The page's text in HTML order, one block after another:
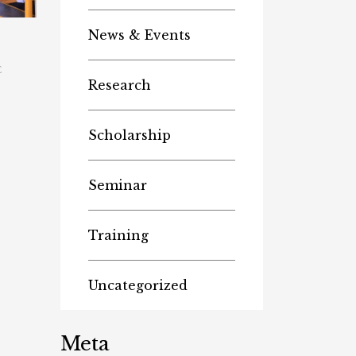
News & Events
Research
Scholarship
Seminar
Training
Uncategorized
Meta